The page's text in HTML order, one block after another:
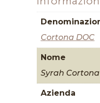
Cortona DOC
Nome
Syrah
Azienda